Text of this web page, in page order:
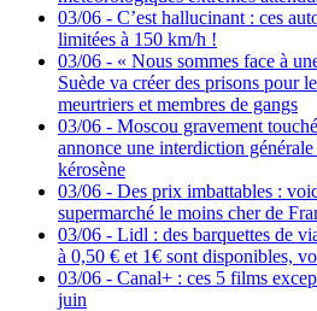
03/06 - C’est hallucinant : ces
limitées à 150 km/h !
03/06 - « Nous sommes face à
Suède va créer des prisons pour
meurtriers et membres de gangs
03/06 - Moscou gravement
annonce une interdiction
kérosène
03/06 - Des prix imbattables :
supermarché le moins cher de
03/06 - Lidl : des barquettes de
à 0,50 € et 1€ sont disponibles,
03/06 - Canal+ : ces 5 films
juin